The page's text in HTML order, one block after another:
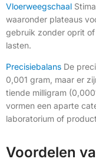
Vloerweegschaal
waaronder plateaus
gebruik zonder oprit
lasten.
Precisiebalans De
0,001 gram, maar er
tiende milligram
vormen een aparte
laboratorium of
Voordelen